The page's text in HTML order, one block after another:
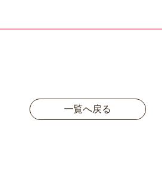
一覧へ戻る